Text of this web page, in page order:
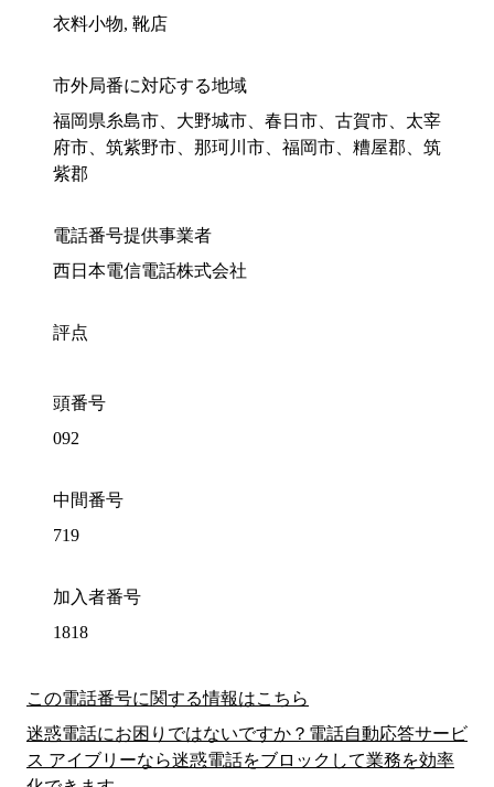
衣料小物, 靴店
市外局番に対応する地域
福岡県糸島市、大野城市、春日市、古賀市、太宰
府市、筑紫野市、那珂川市、福岡市、糟屋郡、筑
紫郡
電話番号提供事業者
西日本電信電話株式会社
評点
頭番号
092
中間番号
719
加入者番号
1818
この電話番号に関する情報はこちら
迷惑電話にお困りではないですか？電話自動応答サービ
ス アイブリーなら迷惑電話をブロックして業務を効率